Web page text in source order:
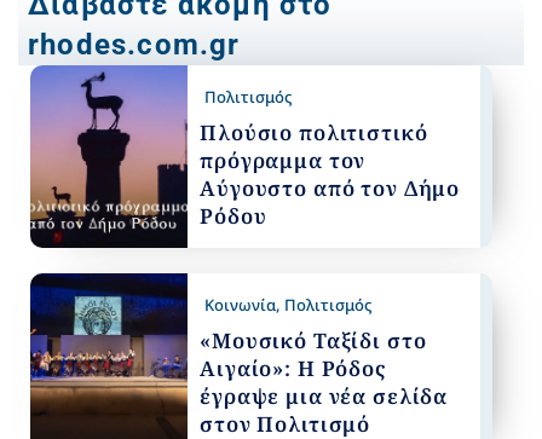
rhodes.com.gr
Πολιτισμός
Πλούσιο πολιτιστικό
πρόγραμμα τον
Αύγουστο από τον Δήμο
Ρόδου
Κοινωνία, Πολιτισμός
«Μουσικό Ταξίδι στο
Αιγαίο»: Η Ρόδος
έγραψε μια νέα σελίδα
στον Πολιτισμό